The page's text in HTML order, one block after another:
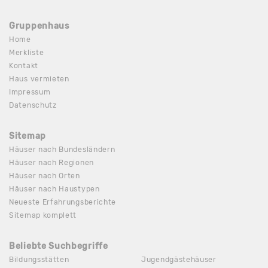
Gruppenhaus
Home
Merkliste
Kontakt
Haus vermieten
Impressum
Datenschutz
Sitemap
Häuser nach Bundesländern
Häuser nach Regionen
Häuser nach Orten
Häuser nach Haustypen
Neueste Erfahrungsberichte
Sitemap komplett
Beliebte Suchbegriffe
Bildungsstätten Jugendgästehäuser